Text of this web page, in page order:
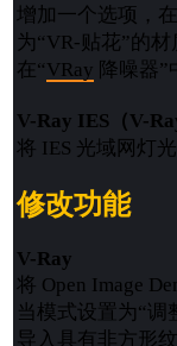
增加一个选项，
为“VR-贴花”的
在“VRay 降噪器”
V-Ray IES（V-
将 IES 光域网灯
修改功能
V-Ray
将 Open Image
当模式设置为“调
导入具有非方形